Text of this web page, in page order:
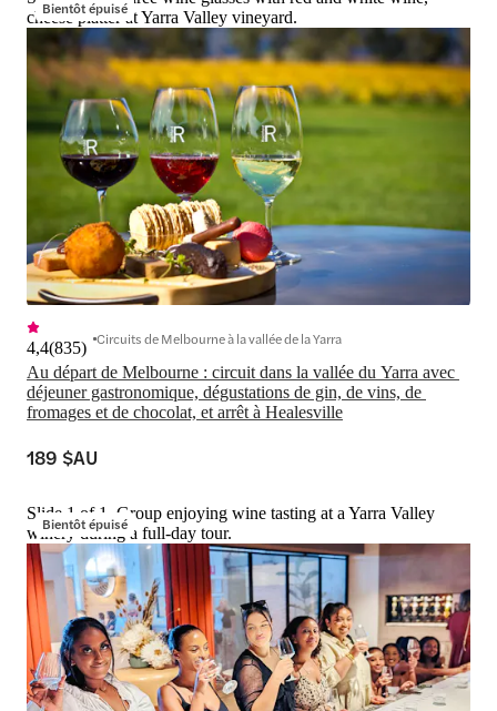
Bientôt épuisé
cheese platter at Yarra Valley vineyard.
Au départ de Melbourne : circuit dans la vallée du Yarra avec
déjeuner gastronomique, dégustations de gin, de vins, de
fromages et de chocolat, et arrêt à Healesville
4,4(835) Circuits de Melbourne à la vallée de la Yarra
189 $AU
Bientôt épuisé
Slide 1 of 1, Group enjoying wine tasting at a Yarra Valley
winery during a full-day tour.